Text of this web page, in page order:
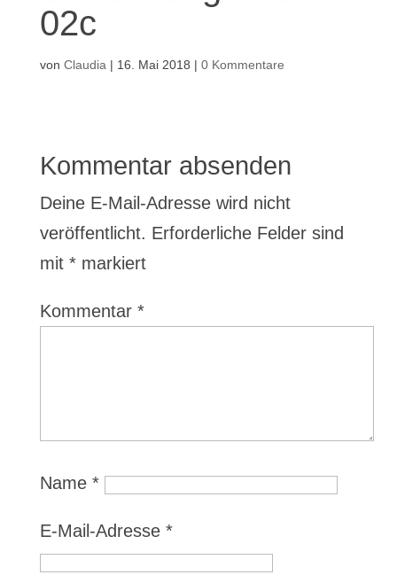
02c
von Claudia | 16. Mai 2018 | 0 Kommentare
Kommentar absenden
Deine E-Mail-Adresse wird nicht
veröffentlicht. Erforderliche Felder sind
mit *markiert
Kommentar *
Name *
E-Mail-Adresse *